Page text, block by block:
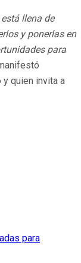
llena de
y ponerlas en
para
y quien invita a
para